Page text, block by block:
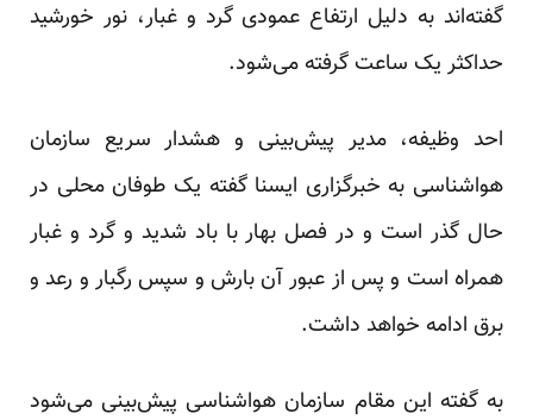
گفته‌اند به دلیل ارتفاع عمودی گرد و غبار، نور خورشید
حداکثر یک ساعت گرفته می‌شود.
احد وظیفه، مدیر پیش‌بینی و هشدار سریع سازمان
هواشناسی به خبرگزاری ایسنا گفته یک طوفان محلی در
حال گذر است و در فصل بهار با باد شدید و گرد و غبار
همراه است و پس از عبور آن بارش و سپس رگبار و رعد و
برق ادامه خواهد داشت.
به گفته این مقام سازمان هواشناسی پیش‌بینی می‌شود